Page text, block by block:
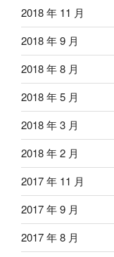
2018 年 11 月
2018 年 9 月
2018 年 8 月
2018 年 5 月
2018 年 3 月
2018 年 2 月
2017 年 11 月
2017 年 9 月
2017 年 8 月